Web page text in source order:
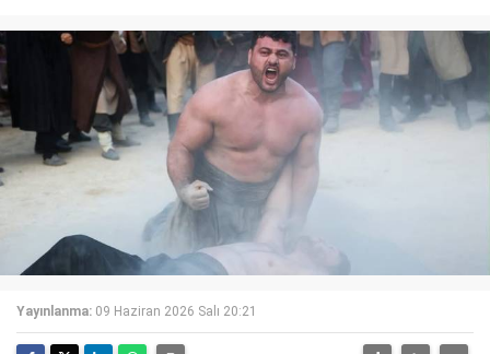
Yayınlanma: 09 Haziran 2026 Salı 20:21